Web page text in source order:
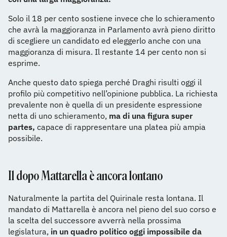
Solo il 18 per cento sostiene invece che lo schieramento
che avrà la maggioranza in Parlamento avrà pieno diritto
di scegliere un candidato ed eleggerlo anche con una
maggioranza di misura. Il restante 14 per cento non si
esprime.
Anche questo dato spiega perché Draghi risulti oggi il
profilo più competitivo nell’opinione pubblica. La richiesta
prevalente non è quella di un presidente espressione
netta di uno schieramento, ma di una figura super
partes, capace di rappresentare una platea più ampia
possibile.
Il dopo Mattarella è ancora lontano
Naturalmente la partita del Quirinale resta lontana. Il
mandato di Mattarella è ancora nel pieno del suo corso e
la scelta del successore avverrà nella prossima
legislatura, in un quadro politico oggi impossibile da